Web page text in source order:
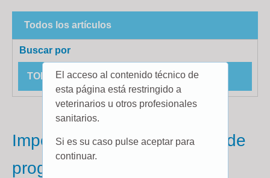
Todos los artículos
Buscar por
TODOS LOS ESTUDIOS DE CAMPO
Importancia de un alto nivel de
progesterona durante la
El acceso al contenido técnico de
esta página está restringido a
veterinarios u otros profesionales
sanitarios.
Si es su caso pulse aceptar para
continuar.